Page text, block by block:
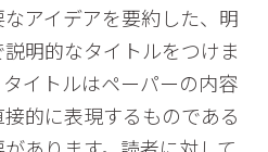
なアイデアを要約した、明
明的なタイトルをつけま
タイトルはペーパーの内容
接的に表現するものである